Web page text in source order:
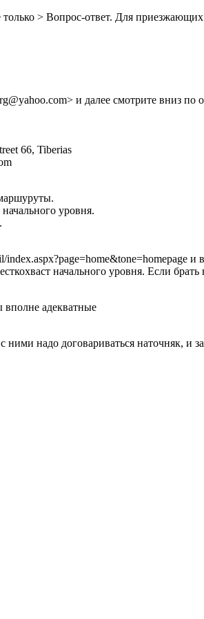
> Вопрос-ответ. Для приезжающих
и далее смотрите вниз по
66, Tiberias
уровня.
начального уровня. Если брать
вполне адекватные
ними надо договариваться наточняк,